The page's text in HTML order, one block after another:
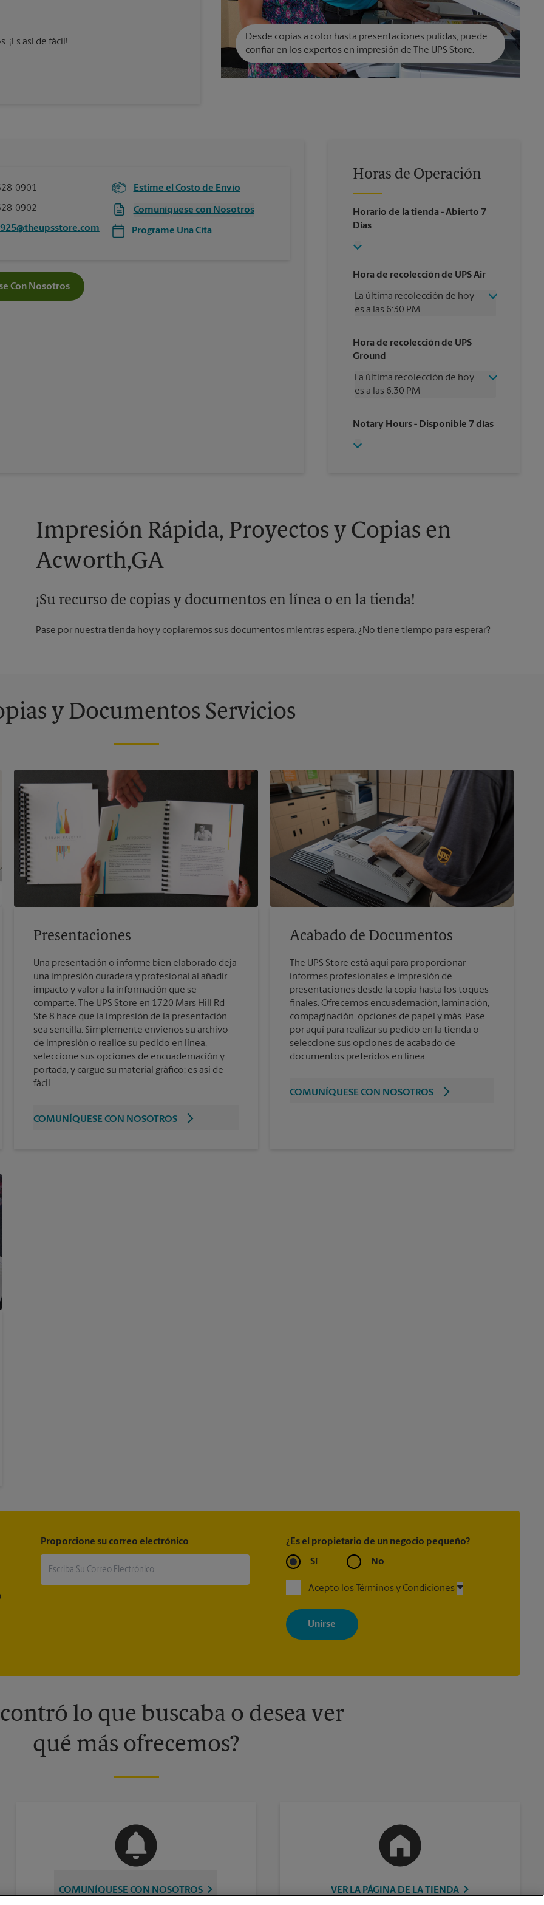
¡Es así de fácil!
Desde copias a color hasta presentaciones pulidas, puede
confiar en los expertos en impresión de The UPS Store.
0901
0902
Estime el Costo de Envío
Comuníquese con Nosotros
Programe Una Cita
Con Nosotros
Horas de Operación
Horario de la tienda - Abierto 7
Días
Hora de recolección de UPS Air
La última recolección de hoy
es a las 6:30 PM
Jueves
6:30 PM
Viernes
Sábado
2:00 PM
Domingo
Sin Recolección
Hora de recolección de UPS
Ground
La última recolección de hoy
es a las 6:30 PM
Jueves
6:30 PM
Viernes
Notary Hours- Disponible 7 días
Impresión Rápida, Proyectos y Copias en
Acworth,GA
¡Su recurso de copias y documentos en línea o en la tienda!
Pase por nuestra tienda hoy y copiaremos sus documentos mientras espera. ¿No tiene tiempo para esperar?
y Documentos Servicios
Presentaciones
Una presentación o informe bien elaborado deja
una impresión duradera y profesional al añadir
impacto y valor a la información que se
comparte. The UPS Store en 1720 Mars Hill Rd
Ste 8 hace que la impresión de la presentación
sea sencilla. Simplemente envíenos su archivo
de impresión o realice su pedido en línea,
seleccione sus opciones de encuadernación y
portada, y cargue su material gráfico; es así de
fácil.
COMUNÍQUESE CON NOSOTROS
Acabado de Documentos
The UPS Store está aquí para proporcionar
informes profesionales e impresión de
presentaciones desde la copia hasta los toques
finales. Ofrecemos encuadernación, laminación,
compaginación, opciones de papel y más. Pase
por aquí para realizar su pedido en la tienda o
seleccione sus opciones de acabado de
documentos preferidos en línea.
COMUNÍQUESE CON NOSOTROS
Proporcione su correo electrónico ¿Es el propietario de un negocio pequeño?
Sí No
Acepto los Términos y Condiciones
Al registrarse, acepta recibir correos electrónicos de The UPS Store
con noticias, ofertas especiales, promociones y mensajes
adaptados a sus intereses. Puede darse de baja en cualquier
momento. Para más información, consulte nuestra política de
información, contacte al centro The UPS Store en su ciudad.
lo que buscaba o desea ver
qué más ofrecemos?
COMUNÍQUESE CON NOSOTROS VER LA PÁGINA DE LA TIENDA